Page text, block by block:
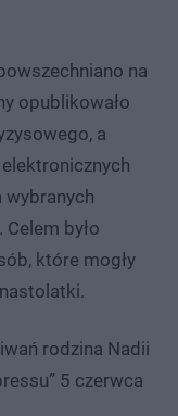
na
opublikowało
a
było
które mogły
rodzina Nadii
5 czerwca